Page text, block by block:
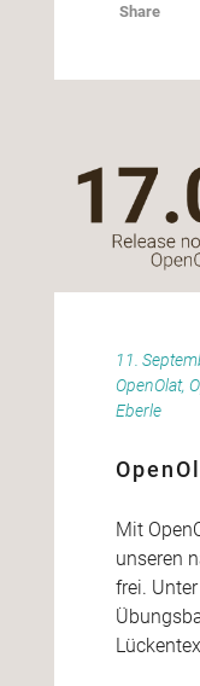
Share
11.
OpenOlat,
Eberle
Mit
unseren
frei.